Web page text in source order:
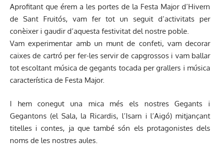
Aprofitant que érem a les portes de la Festa Major d’Hivern
de Sant Fruitós, vam fer tot un seguit d’activitats per
conèixer i gaudir d’aquesta festivitat del nostre poble.
Vam experimentar amb un munt de confeti, vam decorar
caixes de cartró per fer-les servir de capgrossos i vam ballar
tot escoltant música de gegants tocada per grallers i música
característica de Festa Major.
I hem conegut una mica més els nostres Gegants i
Gegantons (el Sala, la Ricardis, l’Isarn i l’Aigó) mitjançant
titelles i contes, ja que també són els protagonistes dels
noms de les nostres aules.